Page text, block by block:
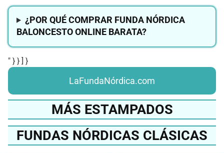
¿POR QUÉ COMPRAR FUNDA NÓRDICA
BALONCESTO ONLINE BARATA?
" } } ] }
LaFundaNórdica.com
MÁS ESTAMPADOS
FUNDAS NÓRDICAS CLÁSICAS